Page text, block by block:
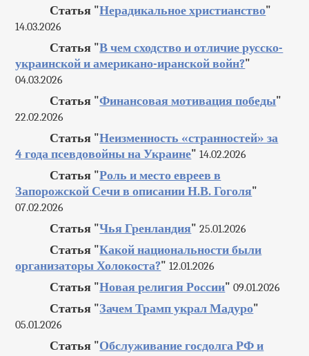
Статья "Нерадикальное христианство"
14.03.2026
Статья "В чем сходство и отличие русско-
украинской и американо-иранской войн?"
04.03.2026
Статья "Финансовая мотивация победы"
22.02.2026
Статья "Неизменность «странностей» за
4 года псевдовойны на Украине" 14.02.2026
Статья "Роль и место евреев в
Запорожской Сечи в описании Н.В. Гоголя"
07.02.2026
Статья "Чья Гренландия" 25.01.2026
Статья "Какой национальности были
организаторы Холокоста?" 12.01.2026
Статья "Новая религия России" 09.01.2026
Статья "Зачем Трамп украл Мадуро"
05.01.2026
Статья "Обслуживание госдолга РФ и